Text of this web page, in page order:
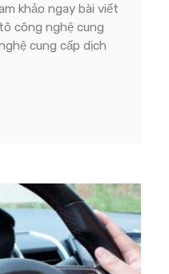
khảo ngay bài viết
công nghệ cung
cung cấp dịch